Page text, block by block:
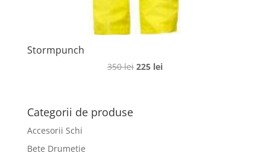
Stormpunch
350lei Prețul
225 leiPrețul
Categorii de produse
Accesorii Schi
Bete Drumetie